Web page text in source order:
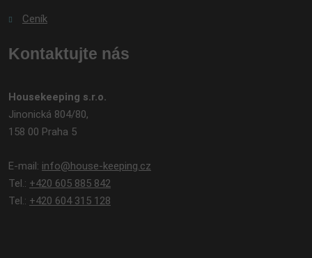
Ceník
Kontaktujte nás
Housekeeping s.r.o.
Jinonická 804/80,
158 00 Praha 5
E-mail: info@house-keeping.cz
Tel.: +420 605 885 842
Tel.: +420 604 315 128